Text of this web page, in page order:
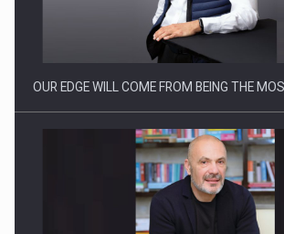
Producatorii si comerciantii care nu se supun
OUR EDGE WILL COME FROM BEING THE